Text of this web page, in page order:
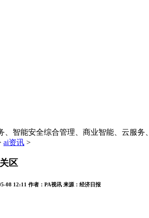
、智能安全综合管理、商业智能、云服务
ai资讯 >
区
08 12:11 作者： PA视讯 来源： 经济日报